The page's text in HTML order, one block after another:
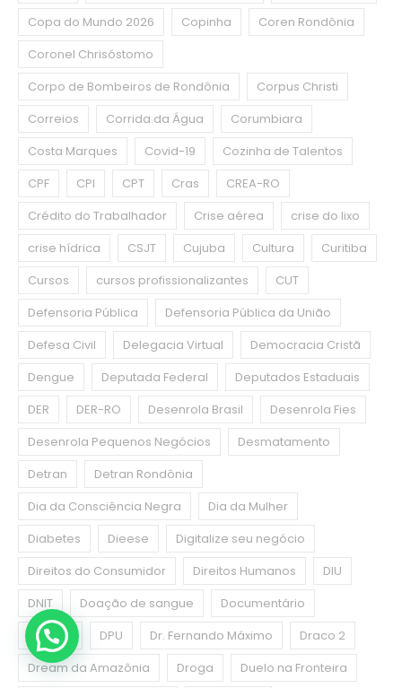
Copa do Mundo 2026
Copinha
Coren Rondônia
Coronel Chrisóstomo
Corpo de Bombeiros de Rondônia
Corpus Christi
Correios
Corrida da Água
Corumbiara
Costa Marques
Covid-19
Cozinha de Talentos
CPF
CPI CPT Cras
CREA-RO
Crédito do Trabalhador
Crise aérea
crise do lixo
crise hídrica
CSJT Cujuba Cultura
Curitiba
Cursos
cursos profissionalizantes
CUT
Defensoria Pública
Defensoria Pública da União
Defesa Civil
Delegacia Virtual
Democracia Cristã
Dengue
Deputada Federal
Deputados Estaduais
DER
DER-RO Desenrola Brasil
Desenrola Fies
Desenrola Pequenos Negócios
Desmatamento
Detran
Detran Rondônia
Dia da Consciência Negra
Dia da Mulher
Diabetes
Dieese
Digitalize seu negócio
Direitos do Consumidor
Direitos Humanos
DIU
DNIT
Doação de sangue
Documentário
DPE-RO
DPU Dr. Fernando Máximo
Draco 2
Dream da Amazônia
Droga Duelo na Fronteira